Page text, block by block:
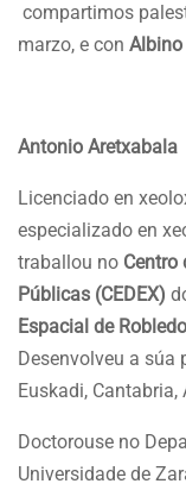
compartimos
marzo, e con
Antonio Aretxabala
Licenciado en
especializado en
traballou no Centro
Públicas (CEDEX)
Espacial de
Desenvolveu a súa
Euskadi,
Doctorouse no
Universidade de